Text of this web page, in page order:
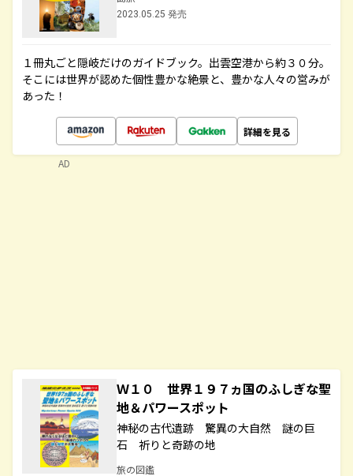
2023.05.25 発売
１冊丸ごと隠岐だけのガイドブック。出雲空港から約３０分。
そこには世界が認めた個性豊かな絶景と、豊かな人々の営みが
あった！
詳細を見る
Ｗ１０ 世界１９７ヵ国のふしぎな聖
地＆パワースポット
神秘の古代遺跡 驚異の大自然 謎の巨
石 祈りと奇跡の地
旅の図鑑
AD